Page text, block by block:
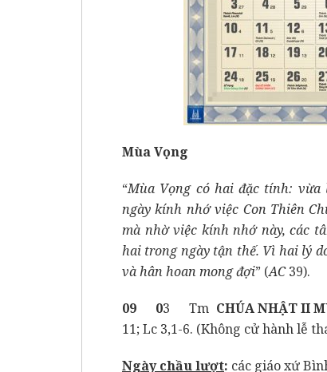
Mùa Vọng
“Mùa Vọng có hai đặc tính:
ngày kính nhớ việc Con Thiên
mà nhờ việc kính nhớ này, các
hai trong ngày tận thế. Vì hai lý
và hân hoan mong đợi” (AC39).
09 03 Tm CHÚA NHẬT II
11; Lc 3,1-6. (Không cử hành lễ
Ngày chầu lượt: các giáo xứ